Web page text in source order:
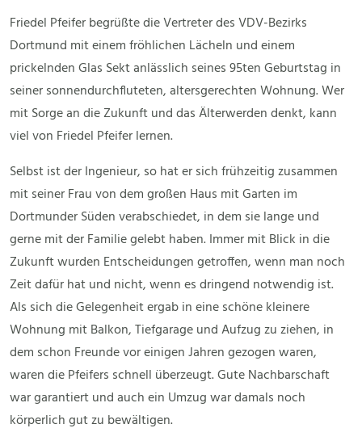
Friedel Pfeifer begrüßte die Vertreter des VDV-Bezirks
Dortmund mit einem fröhlichen Lächeln und einem
prickelnden Glas Sekt anlässlich seines 95ten Geburtstag in
seiner sonnendurchfluteten, altersgerechten Wohnung. Wer
mit Sorge an die Zukunft und das Älterwerden denkt, kann
viel von Friedel Pfeifer lernen.
Selbst ist der Ingenieur, so hat er sich frühzeitig zusammen
mit seiner Frau von dem großen Haus mit Garten im
Dortmunder Süden verabschiedet, in dem sie lange und
gerne mit der Familie gelebt haben. Immer mit Blick in die
Zukunft wurden Entscheidungen getroffen, wenn man noch
Zeit dafür hat und nicht, wenn es dringend notwendig ist.
Als sich die Gelegenheit ergab in eine schöne kleinere
Wohnung mit Balkon, Tiefgarage und Aufzug zu ziehen, in
dem schon Freunde vor einigen Jahren gezogen waren,
waren die Pfeifers schnell überzeugt. Gute Nachbarschaft
war garantiert und auch ein Umzug war damals noch
körperlich gut zu bewältigen.